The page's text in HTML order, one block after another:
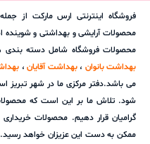
فروشگاه اینترنتی ارس مارکت از
محصولات آرایشی و بهداشتی و شوینده
محصولات فروشگاه شامل دسته
بهداشت بانوان ،بهداشت آقایان،
می باشد.دفتر مرکزی ما در شهر تبریز
شود. تلاش ما بر این است که
گرامیان قرار دهیم. محصولات
ممکن به دست این عزیزان خواهد رسید.